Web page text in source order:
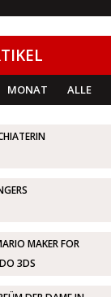
MONAT ALLE
MAKER FOR
3DS